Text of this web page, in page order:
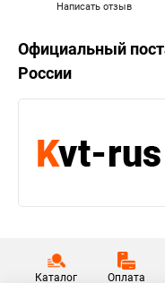
Написать отзыв
Официальный
России
Каталог Оплата